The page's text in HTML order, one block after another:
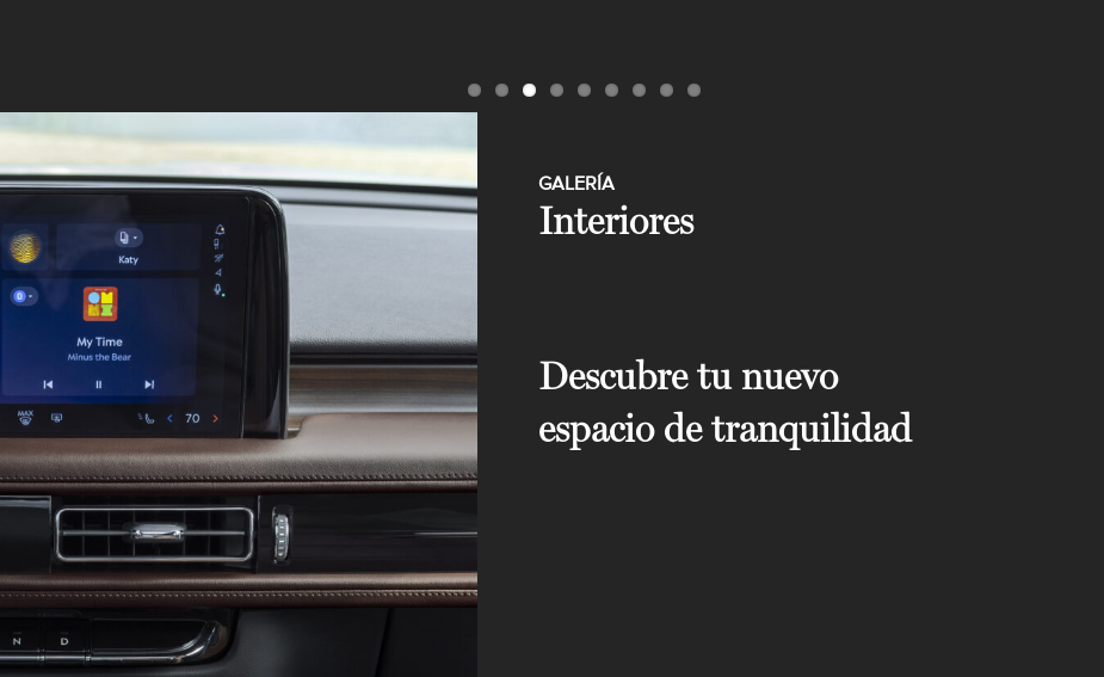
GALERÍA
Interiores
Descubre tu nuevo
espacio de tranquilidad